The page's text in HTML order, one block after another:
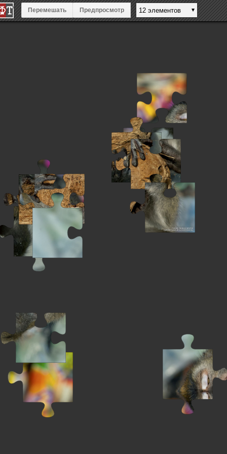
Перемешать Предпросмотр